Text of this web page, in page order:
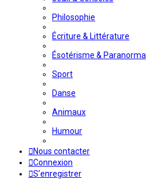
Philosophie
Écriture & Littérature
Ésotérisme & Paranormal
Sport
Danse
Animaux
Humour
Nous contacter
Connexion
S’enregistrer